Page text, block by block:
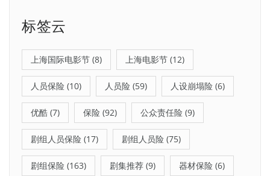
标签云
上海国际电影节 (8) 上海电影节 (12)
人员保险 (10) 人员险 (59) 人设崩塌险 (6)
优酷 (7) 保险 (92) 公众责任险 (9)
剧组人员保险 (17) 剧组人员险 (75)
剧组保险 (163) 剧集推荐 (9) 器材保险 (6)